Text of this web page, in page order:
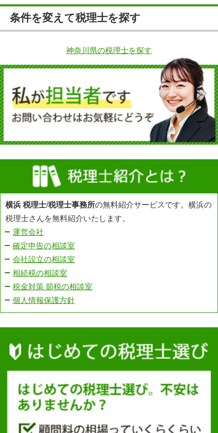
条件を変えて税理士を探す
神奈川県の税理士を探す
横浜 税理士/税理士事務所の無料紹介サービスです。横浜の
税理士さんを無料紹介いたします。
運営会社
確定申告の相談室
会社設立の相談室
相続税の相談室
税金対策 節税の相談室
個人情報保護方針